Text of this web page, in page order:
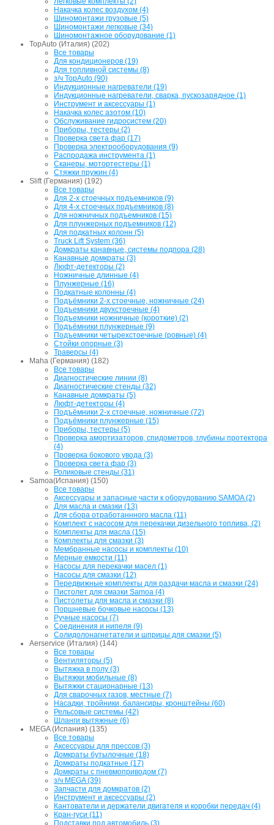
Накачка колес воздухом (4)
Шиномонтажи грузовые (5)
Шиномонтажи легковые (34)
Шиномонтажное оборудование (1)
TopAuto (Италия) (202)
Все товары
Для кондиционеров (19)
Для топливной системы (8)
з/ч TopAuto (90)
Индукционные нагреватели (19)
Индукционные нагреватели, сварка, пускозарядное (1)
Инструмент и аксессуары (1)
Накачка колес азотом (10)
Обслуживание гидросистем (20)
Приборы, тестеры (2)
Проверка света фар (17)
Проверка электрооборудования (9)
Распродажа инструмента (1)
Сканеры, мотортестеры (1)
Стяжки пружин (4)
Slift (Германия) (192)
Все товары
Для 2-х стоечных подъемников (9)
Для 4-х стоечных подъемников (8)
Для ножничных подъемников (15)
Для плунжерных подъемников (12)
Для подкатных колонн (5)
Truck Lift System (36)
Домкраты канавные, системы подпора (28)
Канавные домкраты (3)
Люфт-детекторы (2)
Ножничные длинные (4)
Плунжерные (16)
Подкатные колонны (4)
Подъёмники 2-х стоечные, ножничные (24)
Подъемники двухстоечные (4)
Подъемники ножничные (короткие) (2)
Подъёмники плунжерные (9)
Подъемники четырехстоечные (ровные) (4)
Стойки опорные (3)
Траверсы (4)
Maha (Германия) (182)
Все товары
Диагностические линии (8)
Диагностические стенды (32)
Канавные домкраты (5)
Люфт-детекторы (4)
Подъёмники 2-х стоечные, ножничные (72)
Подъёмники плунжерные (15)
Приборы, тестеры (5)
Проверка амортизаторов, спидометров, глубины протектора
(4)
Проверка бокового увода (3)
Проверка света фар (3)
Роликовые стенды (31)
Samoa(Испания) (150)
Все товары
Аксессуары и запасные части к оборудованию SAMOA (2)
Для масла и смазки (13)
Для сбора отработаннного масла (11)
Комплект с насосом для перекачки дизельного топлива, (2)
Комплекты для масла (15)
Комплекты для смазки (3)
Мембранные насосы и комплекты (10)
Мерные емкости (11)
Насосы для перекачки масел (1)
Насосы для смазки (12)
Передвижные комплекты для раздачи масла и смазки (24)
Пистолет для смазки Samoa (4)
Пистолеты для масла и смазки (8)
Поршневые бочковые насосы (13)
Ручные насосы (7)
Соединения и нипеля (9)
Солидолонагнетатели и шприцы для смазки (5)
Aerservice (Италия) (144)
Все товары
Вентиляторы (5)
Вытяжка в полу (3)
Вытяжки мобильные (8)
Вытяжки стационарные (13)
Для сварочных газов, местные (7)
Насадки, тройники, балансиры, кронштейны (60)
Рельсовые системы (42)
Шланги вытяжные (6)
MEGA (Испания) (135)
Все товары
Аксессуары для прессов (3)
Домкраты бутылочные (18)
Домкраты подкатные (17)
Домкраты с пневмоприводом (7)
з/ч MEGA (39)
Запчасти для домкратов (2)
Инструмент и аксессуары (2)
Кантователи и держатели двигателя и коробки передач (4)
Кран-гуси (11)
Подставки под автомобиль (3)